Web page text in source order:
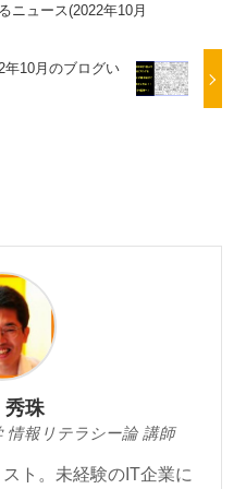
ニュース(2022年10月
年10月のブログい
秀珠
情報リテラシー論 講師
ト。未経験のIT企業に